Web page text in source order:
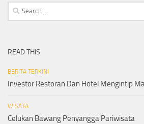
Search
for:
READ THIS
BERITA TERKINI
Investor Restoran Dan Hotel Mengintip
WISATA
Celukan Bawang Penyangga Pariwisata